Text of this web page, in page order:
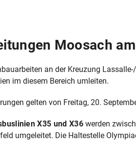
Moosach
an der Kreuzung
im diesem Bereich umleiten.
gelten von Freitag, 20.
X35 und X36werden
umgeleitet. Die Haltestelle